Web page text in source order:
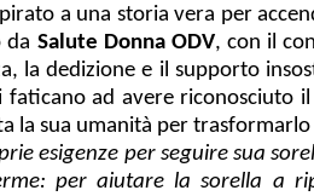
a una storia vera per
da Salute Donna ODV, con il
la dedizione e il supporto
ad avere riconosciuto
la sua umanità per
esigenze per seguire sua
per aiutare la sorella a